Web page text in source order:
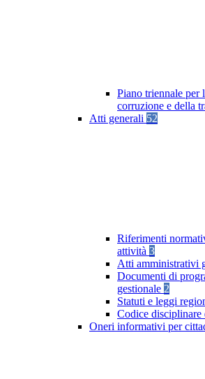
Piano triennale per
corruzione e della
Atti generali 52
Riferimenti
attività 3
Atti amministrativi
Documenti di
gestionale 2
Statuti e leggi
Codice disciplinare
Oneri informativi per